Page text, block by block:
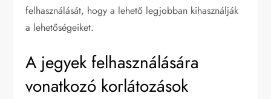
felhasználását, hogy a lehető legjobban kihasználják
a lehetőségeiket.
A jegyek felhasználására
vonatkozó korlátozások